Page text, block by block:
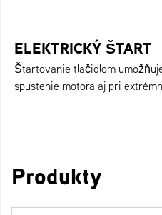
ELEKTRICKÝ ŠTART
Štartovanie tlačidlom
spustenie motora aj pri
Produkty